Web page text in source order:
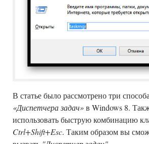
В статье было рассмотрено три
«Диспетчера задач»в Windows 8.
использовать быструю комбинацию
Ctrl+Shift+Esc. Таким образом вы